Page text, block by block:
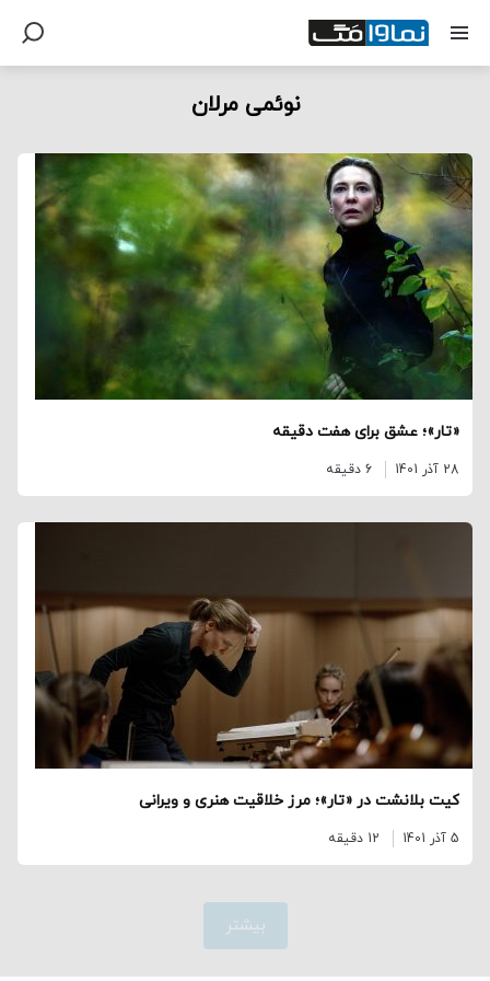
نوئمی مرلان
«تار»؛ عشق برای هفت دقیقه
28 آذر 1401 6 دقیقه
کیت بلانشت در «تار»؛ مرز خلاقیت هنری و ویرانی
5 آذر 1401 12 دقیقه
بیشتر